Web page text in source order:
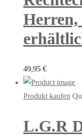
Herren,
49,95 €
Produkt kaufen
L.G.R